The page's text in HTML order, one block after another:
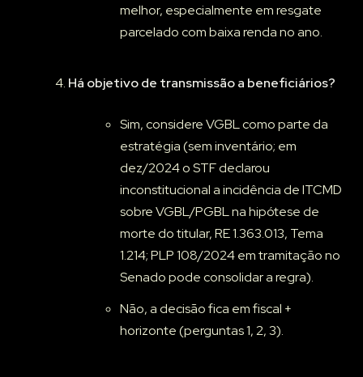
melhor, especialmente em resgate
parcelado com baixa renda no ano.
Há objetivo de transmissão a beneficiários?
Sim, considere VGBL como parte da
estratégia (sem inventário; em
dez/2024 o STF declarou
inconstitucional a incidência de ITCMD
sobre VGBL/PGBL na hipótese de
morte do titular, RE 1.363.013, Tema
1.214; PLP 108/2024 em tramitação no
Senado pode consolidar a regra).
Não, a decisão fica em fiscal +
horizonte (perguntas 1, 2, 3).